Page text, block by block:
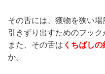
その舌には、獲物を狭い場
引きずり出すためのフック
また、その舌は くちばし
か。